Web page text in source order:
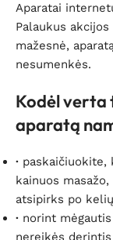
Aparatai
Palaukus
mažesnė,
nesumenkės.
Kodėl
aparatą
· paskaičiuokite,
kainuos
atsipirks po
· norint
nereikės